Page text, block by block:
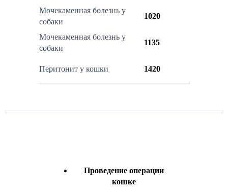
Мочекаменная болезнь у
собаки
1020
Мочекаменная болезнь у
собаки
1135
Перитонит у кошки 1420
Проведение операции
кошке